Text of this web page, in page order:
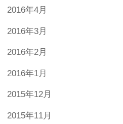
2016年4月
2016年3月
2016年2月
2016年1月
2015年12月
2015年11月